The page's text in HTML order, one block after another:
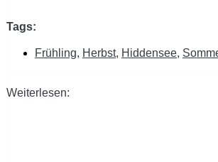
Tags:
Frühling, Herbst, Hiddensee,
Weiterlesen: